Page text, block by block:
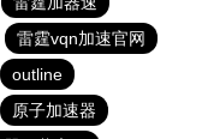
雷霆vqn加速官网
outline
原子加速器